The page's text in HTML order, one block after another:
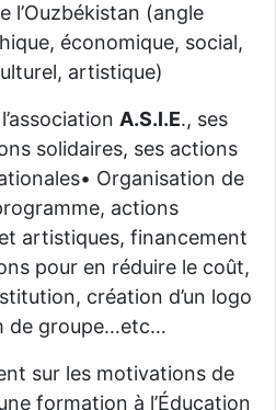
l’Ouzbékistan (angle
économique, social,
artistique)
A.S.I.E., ses
solidaires, ses actions
Organisation de
actions
artistiques, financement
pour en réduire le coût,
création d’un logo
de groupe…etc…
sur les motivations de
formation à l’Éducation